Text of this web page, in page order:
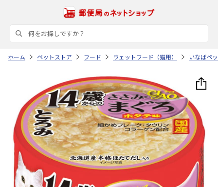
ホーム ペットストア フード ウェットフード（猫用） いなばペ